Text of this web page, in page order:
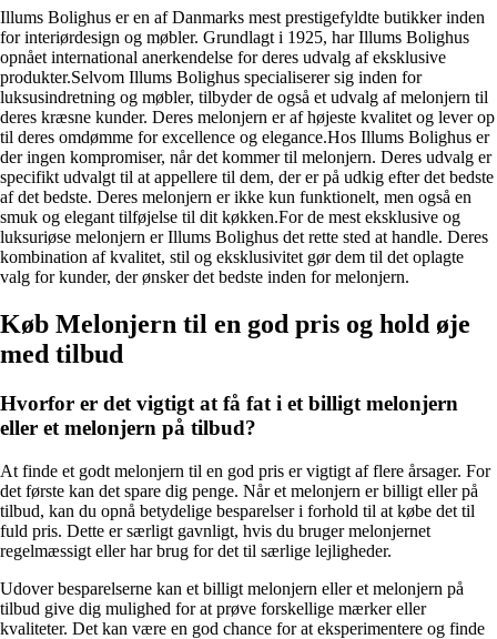
Illums Bolighus er en af Danmarks mest prestigefyldte butikker inden
for interiørdesign og møbler. Grundlagt i 1925, har Illums Bolighus
opnået international anerkendelse for deres udvalg af eksklusive
produkter.Selvom Illums Bolighus specialiserer sig inden for
luksusindretning og møbler, tilbyder de også et udvalg af melonjern til
deres kræsne kunder. Deres melonjern er af højeste kvalitet og lever op
til deres omdømme for excellence og elegance.Hos Illums Bolighus er
der ingen kompromiser, når det kommer til melonjern. Deres udvalg er
specifikt udvalgt til at appellere til dem, der er på udkig efter det bedste
af det bedste. Deres melonjern er ikke kun funktionelt, men også en
smuk og elegant tilføjelse til dit køkken.For de mest eksklusive og
luksuriøse melonjern er Illums Bolighus det rette sted at handle. Deres
kombination af kvalitet, stil og eksklusivitet gør dem til det oplagte
valg for kunder, der ønsker det bedste inden for melonjern.
Køb Melonjern til en god pris og hold øje
med tilbud
Hvorfor er det vigtigt at få fat i et billigt melonjern
eller et melonjern på tilbud?
At finde et godt melonjern til en god pris er vigtigt af flere årsager. For
det første kan det spare dig penge. Når et melonjern er billigt eller på
tilbud, kan du opnå betydelige besparelser i forhold til at købe det til
fuld pris. Dette er særligt gavnligt, hvis du bruger melonjernet
regelmæssigt eller har brug for det til særlige lejligheder.
Udover besparelserne kan et billigt melonjern eller et melonjern på
tilbud give dig mulighed for at prøve forskellige mærker eller
kvaliteter. Det kan være en god chance for at eksperimentere og finde